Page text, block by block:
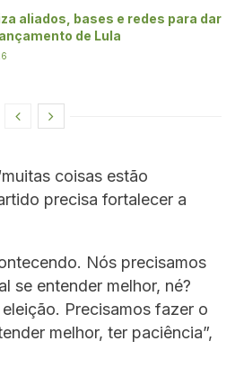
aliados, bases e redes para dar
de Lula
coisas estão
precisa fortalecer a
Nós precisamos
se entender melhor, né?
Precisamos fazer o
melhor, ter paciência”,